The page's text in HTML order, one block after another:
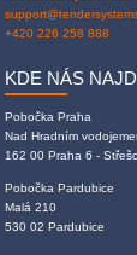
+420 226 258 888
KDE NÁS
Pobočka Praha
Nad Hradním
162 00 Praha 6 -
Pobočka Pardubice
Malá 210
530 02 Pardubice